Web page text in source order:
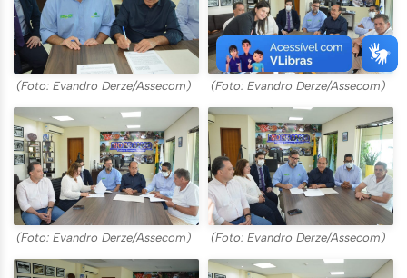
(Foto: Evandro Derze/Assecom) (Foto: Evandro Derze/Assecom)
(Foto: Evandro Derze/Assecom) (Foto: Evandro Derze/Assecom)